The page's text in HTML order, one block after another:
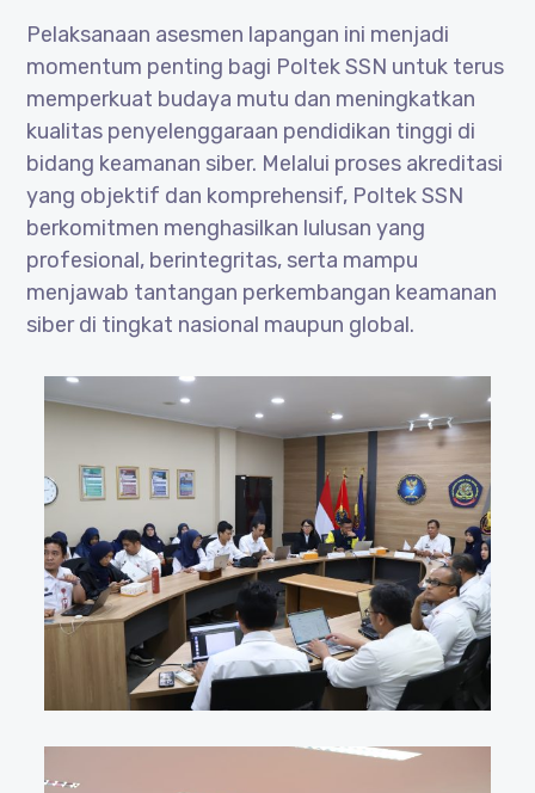
Pelaksanaan asesmen lapangan ini menjadi
momentum penting bagi Poltek SSN untuk terus
memperkuat budaya mutu dan meningkatkan
kualitas penyelenggaraan pendidikan tinggi di
bidang keamanan siber. Melalui proses akreditasi
yang objektif dan komprehensif, Poltek SSN
berkomitmen menghasilkan lulusan yang
profesional, berintegritas, serta mampu
menjawab tantangan perkembangan keamanan
siber di tingkat nasional maupun global.